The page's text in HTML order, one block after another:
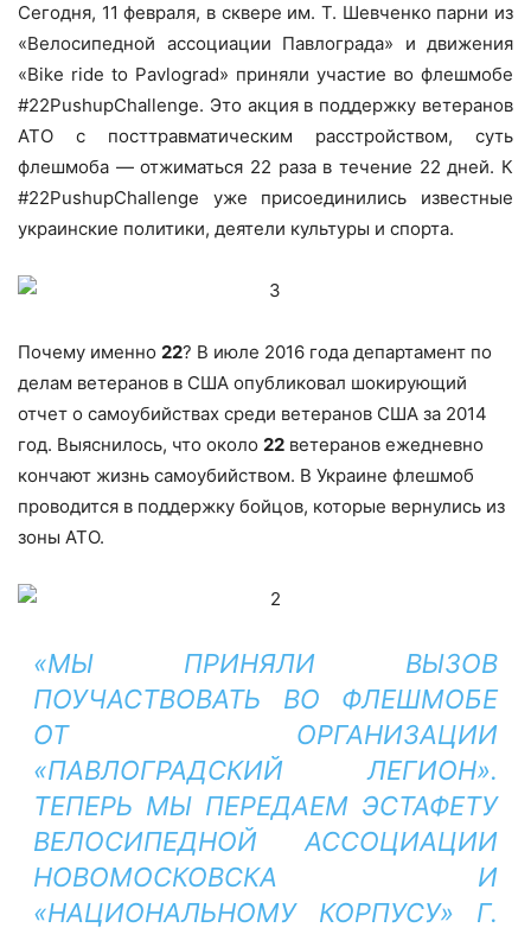
Сегодня, 11 февраля, в сквере им. Т. Шевченко парни из
«Велосипедной ассоциации Павлограда» и движения
«Bike ride to Pavlograd» приняли участие во флешмобе
#22PushupChallenge. Это акция в поддержку ветеранов
АТО с посттравматическим расстройством, суть
флешмоба — отжиматься 22 раза в течение 22 дней. К
#22PushupChallenge уже присоединились известные
украинские политики, деятели культуры и спорта.
Почему именно 22? В июле 2016 года департамент по
делам ветеранов в США опубликовал шокирующий
отчет о самоубийствах среди ветеранов США за 2014
год. Выяснилось, что около 22 ветеранов ежедневно
кончают жизнь самоубийством. В Украине флешмоб
проводится в поддержку бойцов, которые вернулись из
зоны АТО.
«МЫ ПРИНЯЛИ ВЫЗОВ
ПОУЧАСТВОВАТЬ ВО ФЛЕШМОБЕ
ОТ ОРГАНИЗАЦИИ
«ПАВЛОГРАДСКИЙ ЛЕГИОН».
ТЕПЕРЬ МЫ ПЕРЕДАЕМ ЭСТАФЕТУ
ВЕЛОСИПЕДНОЙ АССОЦИАЦИИ
НОВОМОСКОВСКА И
«НАЦИОНАЛЬНОМУ КОРПУСУ» Г.